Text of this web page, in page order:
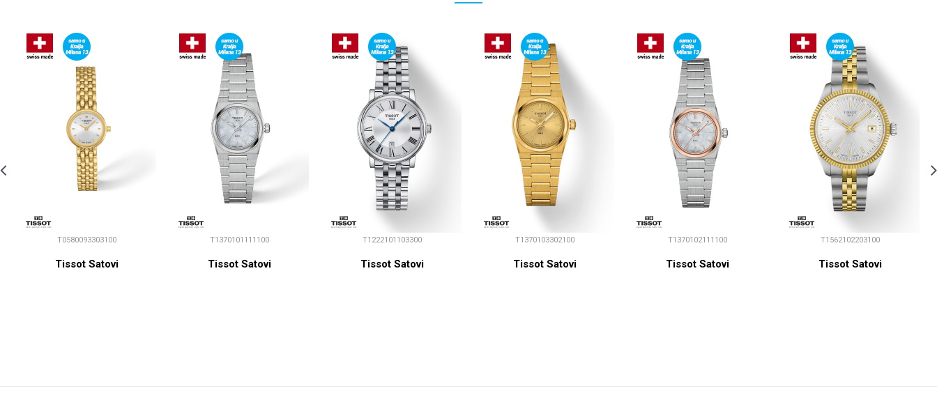
T0580093303100
Tissot Satovi
T1370101111100
Tissot Satovi
T1222101103300
Tissot Satovi
T1370103302100
Tissot Satovi
T1370102111100
Tissot Satovi
T1562102203100
Tissot Satovi